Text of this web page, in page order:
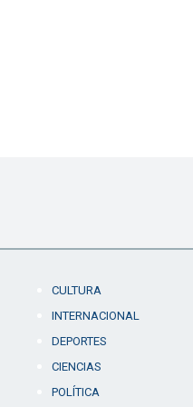
CULTURA
INTERNACIONAL
DEPORTES
CIENCIAS
POLÍTICA